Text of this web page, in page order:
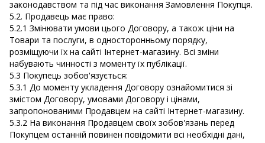
законодавством та під час виконання Замовлення Покупця.
5.2. Продавець має право:
5.2.1 Змінювати умови цього Договору, а також ціни на
Товари та послуги, в односторонньому порядку,
розміщуючи їх на сайті Інтернет-магазину. Всі зміни
набувають чинності з моменту їх публікації.
5.3 Покупець зобов'язується:
5.3.1 До моменту укладення Договору ознайомитися зі
змістом Договору, умовами Договору і цінами,
запропонованими Продавцем на сайті Інтернет-магазину.
5.3.2 На виконання Продавцем своїх зобов'язань перед
Покупцем останній повинен повідомити всі необхідні дані,